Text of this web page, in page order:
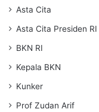
Asta Cita
Asta Cita Presiden RI
BKN RI
Kepala BKN
Kunker
Prof Zudan Arif